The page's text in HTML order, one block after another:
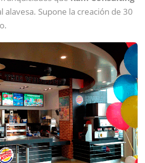
alavesa. Supone la creación de 30